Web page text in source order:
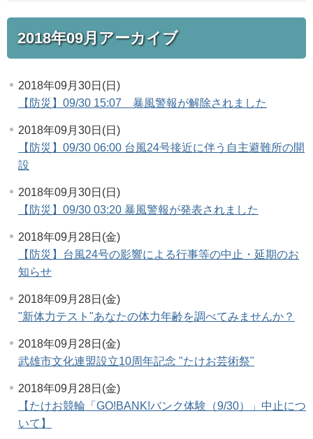
2018年09月アーカイブ
2018年09月30日(日)
【防災】09/30 15:07 暴風警報が解除されました
2018年09月30日(日)
【防災】09/30 06:00 台風24号接近に伴う自主避難所の開
設
2018年09月30日(日)
【防災】09/30 03:20 暴風警報が発表されました
2018年09月28日(金)
【防災】台風24号の影響による行事等の中止・延期のお
知らせ
2018年09月28日(金)
"新体力テスト"あなたの体力年齢を調べてみませんか？
2018年09月28日(金)
武雄市文化連盟設立10周年記念 "たけお芸術祭"
2018年09月28日(金)
【たけお競輪「GO!BANK!バンク体験（9/30）」中止につ
いて】